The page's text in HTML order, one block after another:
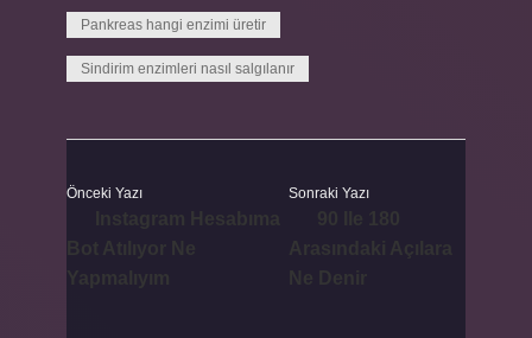
Pankreas hangi enzimi üretir
Sindirim enzimleri nasıl salgılanır
Önceki Yazı Sonraki Yazı